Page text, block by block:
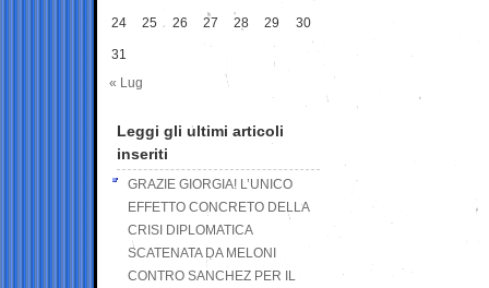
24 25 26 27 28 29 30
31
« Lug
Leggi gli ultimi articoli
inseriti
GRAZIE GIORGIA! L’UNICO
EFFETTO CONCRETO DELLA
CRISI DIPLOMATICA
SCATENATA DA MELONI
CONTRO SANCHEZ PER IL